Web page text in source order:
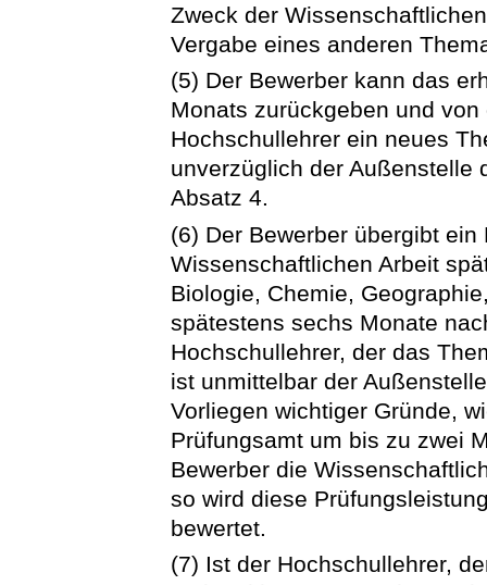
Zweck der
Vergabe eines anderen
(5) Der Bewerber kann das
Monats zurückgeben und
Hochschullehrer ein neues
unverzüglich der Außenstelle
Absatz 4.
(6) Der Bewerber übergibt
Wissenschaftlichen Arbeit
Biologie, Chemie,
spätestens sechs Monate
Hochschullehrer, der das
ist unmittelbar der
Vorliegen wichtiger Gründe,
Prüfungsamt um bis zu zwei
Bewerber die
so wird diese
bewertet.
(7) Ist der Hochschullehrer,